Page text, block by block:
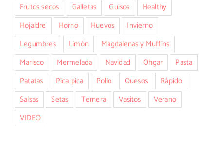
Frutos secos
Galletas Guisos
Healthy
Hojaldre
Horno Huevos
Invierno
Legumbres
Limón
Magdalenas y Muffins
Marisco
Mermelada Navidad Ohgar
Pasta
Patatas
Pica pica Pollo Quesos
Rápido
Salsas
Setas Ternera Vasitos
Verano
VIDEO